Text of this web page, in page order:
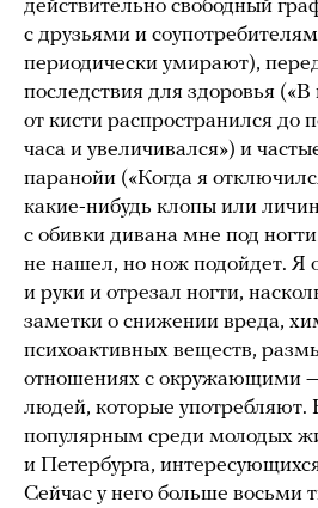
действительно свободный
с друзьями и
периодически умирают),
последствия для здоровья
от кисти распространился до
часа и увеличивался») и
паранойи («Когда я
какие-нибудь клопы или
с обивки дивана мне под
не нашел, но нож подойдет. Я
и руки и отрезал ногти,
заметки о снижении вреда,
психоактивных веществ,
отношениях с окружающими
людей, которые употребляют.
популярным среди молодых
и Петербурга,
Сейчас у него больше восьми